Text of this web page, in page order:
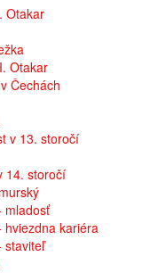
Otakar
Otakar
Čechách
v 13. storočí
14. storočí
mladosť
hviezdna kariéra
staviteľ